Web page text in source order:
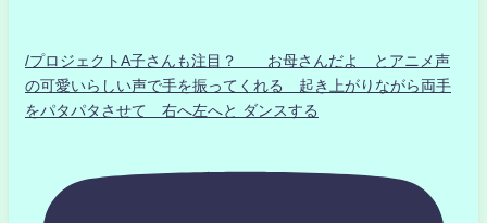
/プロジェクトA子さんも注目？ お母さんだよ とアニメ声
の可愛いらしい声で手を振ってくれる 起き上がりながら両手
をパタパタさせて 右へ左へと ダンスする